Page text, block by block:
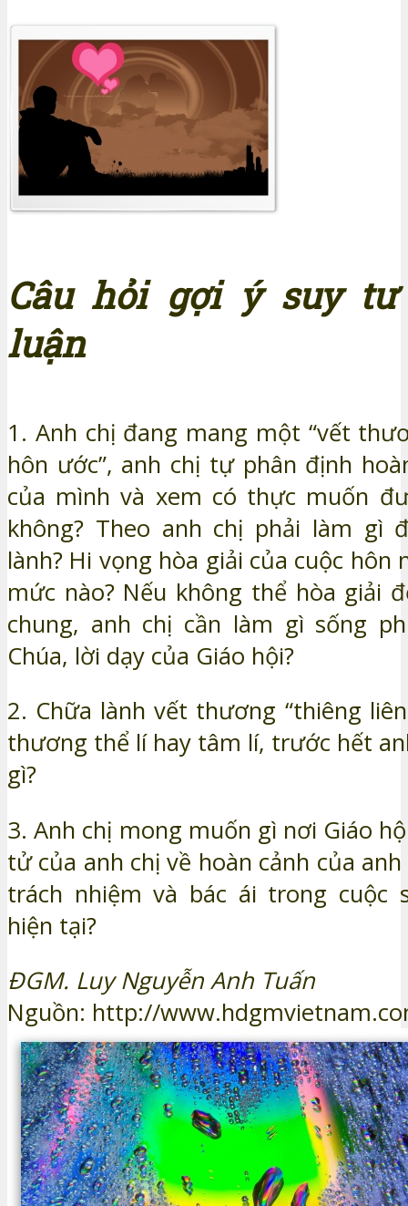
Câu hỏi gợi ý suy
luận
1. Anh chị đang mang một “vết
hôn ước”, anh chị tự phân định
của mình và xem có thực muốn
không? Theo anh chị phải làm gì
lành? Hi vọng hòa giải của cuộc
mức nào? Nếu không thể hòa giải
chung, anh chị cần làm gì sống
Chúa, lời dạy của Giáo hội?
2. Chữa lành vết thương “thiêng
thương thể lí hay tâm lí, trước hết
gì?
3. Anh chị mong muốn gì nơi Giáo
tử của anh chị về hoàn cảnh của
trách nhiệm và bác ái trong cuộc
hiện tại?
ĐGM. Luy Nguyễn Anh Tuấn
Nguồn: http://